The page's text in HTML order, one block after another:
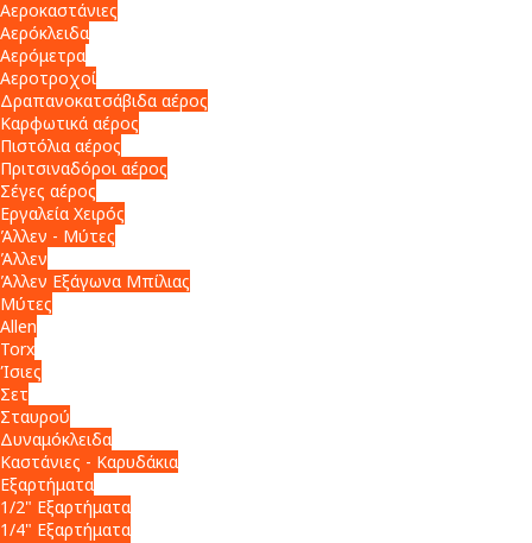
Αεροκαστάνιες
Αερόκλειδα
Αερόμετρα
Αεροτροχοί
Δραπανοκατσάβιδα αέρος
Καρφωτικά αέρος
Πιστόλια αέρος
Πριτσιναδόροι αέρος
Σέγες αέρος
Εργαλεία Χειρός
Άλλεν - Μύτες
Άλλεν
Άλλεν Εξάγωνα Μπίλιας
Μύτες
Allen
Torx
Ίσιες
Σετ
Σταυρού
Δυναμόκλειδα
Καστάνιες - Καρυδάκια
Εξαρτήματα
1/2" Εξαρτήματα
1/4" Εξαρτήματα